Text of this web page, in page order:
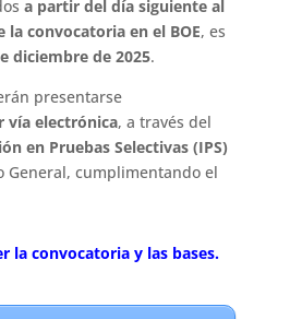
a partir del día siguiente al
la convocatoria en el BOE, es
diciembre de 2025.
presentarse
vía electrónica, a través del
en Pruebas Selectivas (IPS)
General, cumplimentando el
la convocatoria y las bases.